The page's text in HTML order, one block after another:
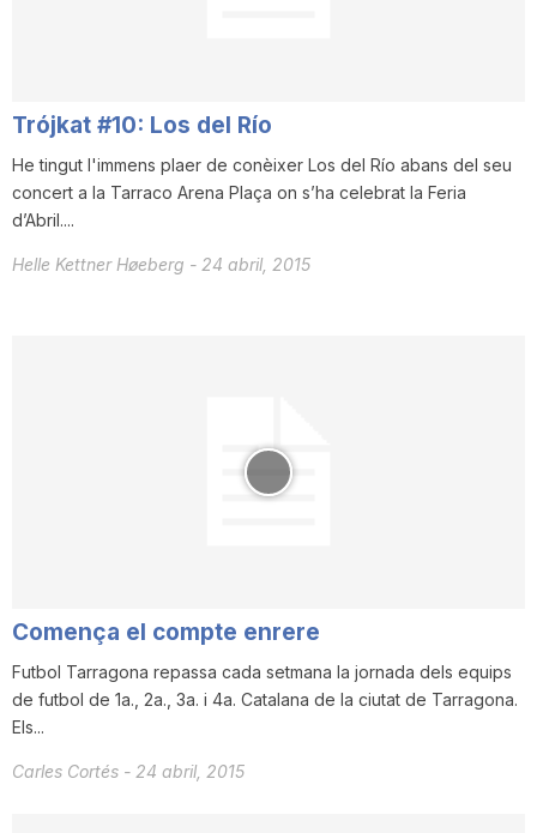
a
a
Trójkat #10: Los del Río
He tingut l'immens plaer de conèixer Los del Río abans del seu
concert a la Tarraco Arena Plaça on s’ha celebrat la Feria
d’Abril....
Helle Kettner Høeberg - 24 abril, 2015
Comença el compte enrere
​Futbol Tarragona repassa cada setmana la jornada dels equips
de futbol de 1a., 2a., 3a. i 4a. Catalana de la ciutat de Tarragona.
Els...
Carles Cortés - 24 abril, 2015